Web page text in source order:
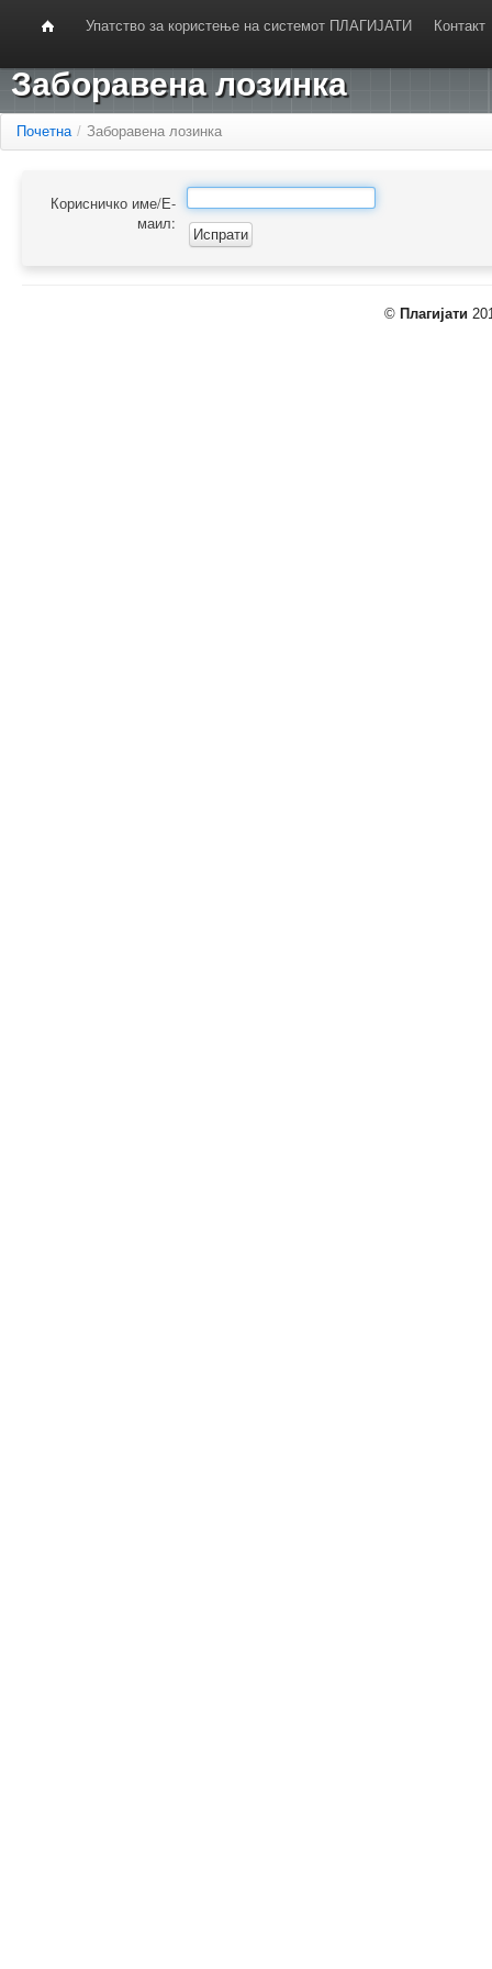
Упатство за користење на системот ПЛАГИЈАТИ Контакт
Заборавена лозинка
Почетна / Заборавена лозинка
Корисничко име/Е-
маил:
© Плагијати